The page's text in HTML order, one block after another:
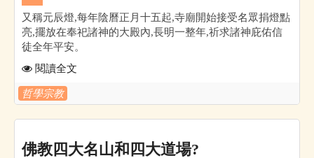
又稱元辰燈,每年陰曆正月十五起,寺廟開始接受名眾捐燈點
亮,擺放在奉祀諸神的大殿內,長明一整年,祈求諸神庇佑信
徒全年平安。
閱讀全文
哲學宗教
佛教四大名山和四大道場?